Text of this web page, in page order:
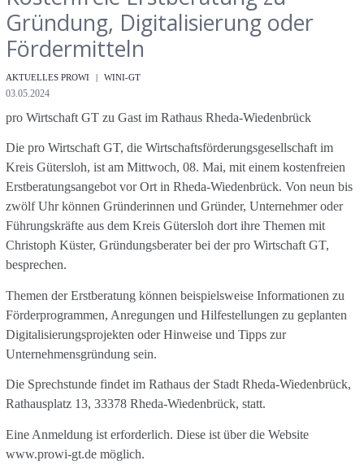
Gründung, Digitalisierung oder
Fördermitteln
Kategorien
AKTUELLES PROWI WINI-GT
Veröffentlichungsdatum
03.05.2024
pro Wirtschaft GT zu Gast im Rathaus Rheda-Wiedenbrück
Die pro Wirtschaft GT, die Wirtschaftsförderungsgesellschaft im
Kreis Gütersloh, ist am Mittwoch, 08. Mai, mit einem kostenfreien
Erstberatungsangebot vor Ort in Rheda-Wiedenbrück. Von neun bis
zwölf Uhr können Gründerinnen und Gründer, Unternehmer oder
Führungskräfte aus dem Kreis Gütersloh dort ihre Themen mit
Christoph Küster, Gründungsberater bei der pro Wirtschaft GT,
besprechen.
Themen der Erstberatung können beispielsweise Informationen zu
Förderprogrammen, Anregungen und Hilfestellungen zu geplanten
Digitalisierungsprojekten oder Hinweise und Tipps zur
Unternehmensgründung sein.
Die Sprechstunde findet im Rathaus der Stadt Rheda-Wiedenbrück,
Rathausplatz 13, 33378 Rheda-Wiedenbrück, statt.
Eine Anmeldung ist erforderlich. Diese ist über die Website
www.prowi-gt.de möglich.